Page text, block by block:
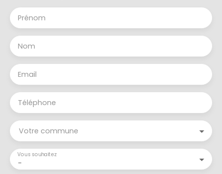
Prénom
Nom
Email
Téléphone
Votre commune
-
Vous souhaitez